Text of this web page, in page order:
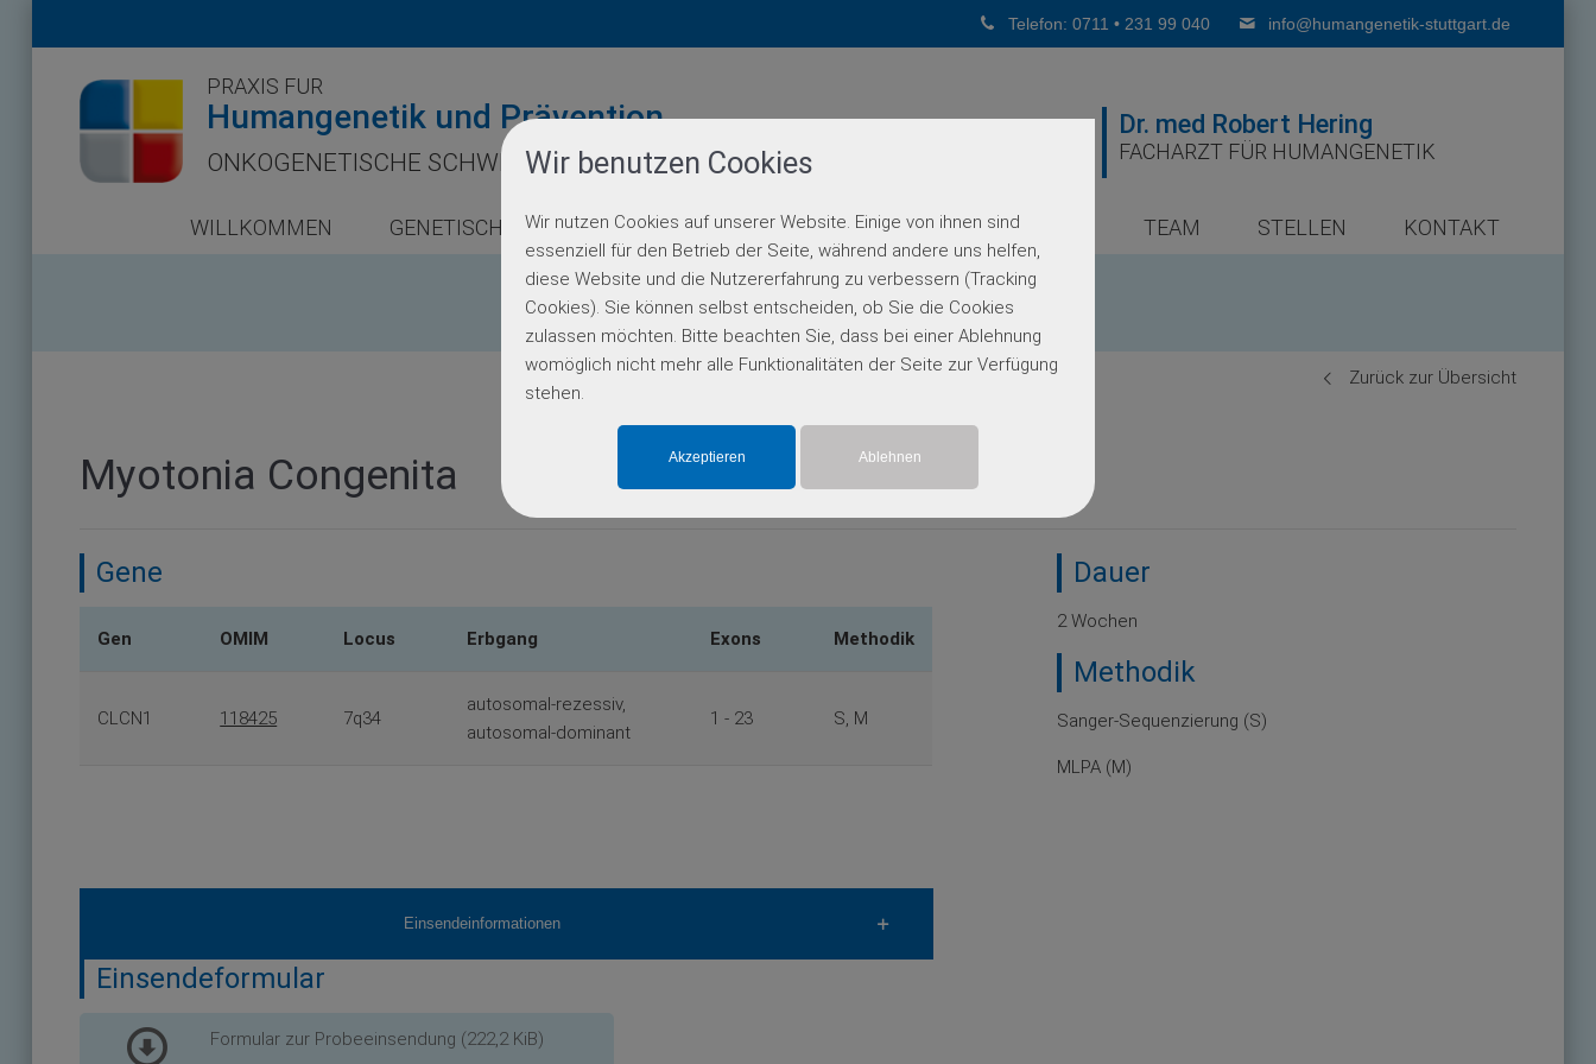
Wir benutzen Cookies
Wir nutzen Cookies auf unserer Website. Einige von ihnen sind
essenziell für den Betrieb der Seite, während andere uns helfen,
diese Website und die Nutzererfahrung zu verbessern (Tracking
Cookies). Sie können selbst entscheiden, ob Sie die Cookies
zulassen möchten. Bitte beachten Sie, dass bei einer Ablehnung
womöglich nicht mehr alle Funktionalitäten der Seite zur Verfügung
stehen.
Telefon: 0711 • 231 99 040 info@humangenetik-stuttgart.de
PRAXIS FÜR
Humangenetik und Prävention
ONKOGENETISCHE SCHWERPUNKTPRAXIS
Dr. med Robert Hering
FACHARZT FÜR HUMANGENETIK
WILLKOMMEN GENETISCHE BERATUNG GENETISCHE DIAGNOSTIK PARTNER TEAM STELLEN KONTAKT
Einzelgen-Diagnostik
Zurück zur Übersicht
Myotonia Congenita
Gene
Gen OMIM Locus Erbgang Exons Methodik
CLCN1 118425 7q34
autosomal-rezessiv,
autosomal-dominant
1 - 23 S, M
Einsendeinformationen
Einsendeformular
Formular zur Probeeinsendung (222,2 KiB)
Dauer
2 Wochen
Methodik
Sanger-Sequenzierung (S)
MLPA (M)